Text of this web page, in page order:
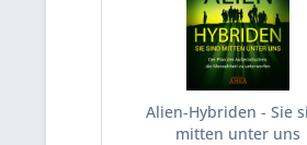
Alien-Hybriden - Sie
mitten unter uns